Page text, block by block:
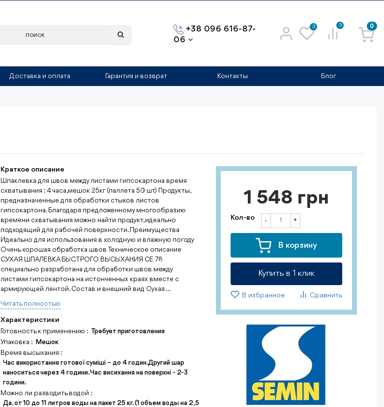
+38 096 616-87-
06
0 0 0
Доставка и оплата Гарантия и возврат Контакты Блог
Краткое описание
Шпаклевка для швов между листами гипсокартона время
схватывания : 4 часа,мешок 25кг (паллета 50 шт) Продукты,
предназначенные для обработки стыков листов
гипсокартона. Благодаря предложенному многообразию
времени схватывания можно найти продукт, идеально
подходящий для рабочей поверхности. Преимущества
Идеально для использования в холодную и влажную погоду
Очень хорошая обработка швов Техническое описание
СУХАЯ ШПАЛЕВКА БЫСТРОГО ВЫСЫХАНИЯ CE 78
специально разработана для обработки швов между
листами гипсокартона на истонченных краях вместе с
армирующей лентой. Состав и внешний вид Сухая ...
Читать полностью
Характеристики
Готовность к применению : Требует приготовления
Упаковка :
Мешок
Время высыхания :
Час використання готової суміші – до 4 годин. Другий шар
наноситься через 4 години. Час висихання на поверхні - 2-3
години.
Можно ли разводить водой :
Да, от 10 до 11 литров воды на пакет 25 кг. (1 объем воды на 2,5
1 548 грн
Кол-во +
-
В корзину
Купить в 1 клик
Сравнить
В избранное